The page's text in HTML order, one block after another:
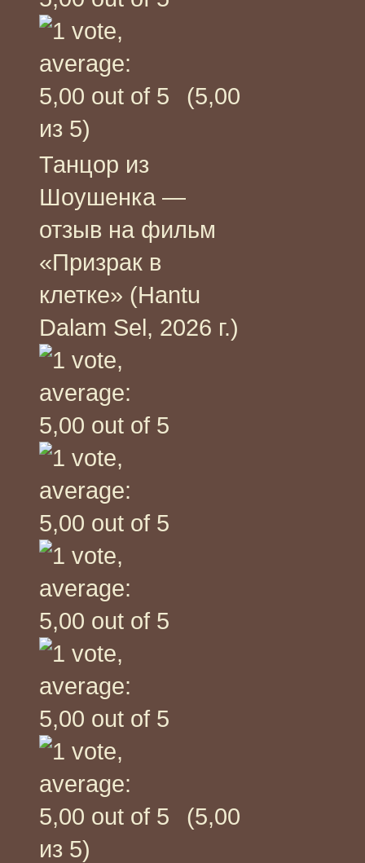
(5,00
из 5)
Танцор из
Шоушенка —
отзыв на фильм
«Призрак в
клетке» (Hantu
Dalam Sel, 2026 г.)
(5,00
из 5)